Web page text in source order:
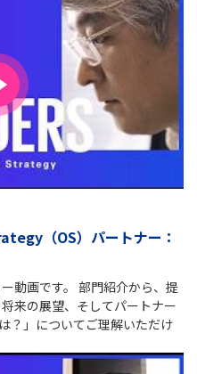
（OS）パートナー：
動画です。 部門紹介から、提
来の展望、そしてパートナー
？」についてご理解いただけ